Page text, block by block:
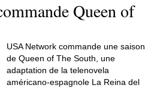
Queen of
USA Network commande une saison
de Queen of The South, une
adaptation de la telenovela
américano-espagnole La Reina del